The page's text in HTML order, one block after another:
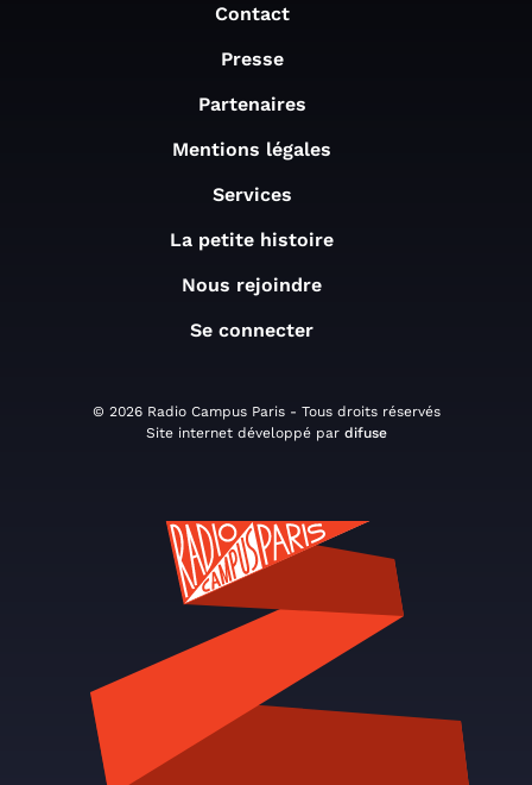
Contact
Presse
Partenaires
Mentions légales
Services
La petite histoire
Nous rejoindre
Se connecter
© 2026 Radio Campus Paris - Tous droits réservés
Site internet développé par difuse